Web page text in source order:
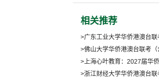
相关推荐
>广东工业大学华侨港澳台
>佛山大学华侨港澳台联考
>上海心叶教育：2027届华
>浙江财经大学华侨港澳台